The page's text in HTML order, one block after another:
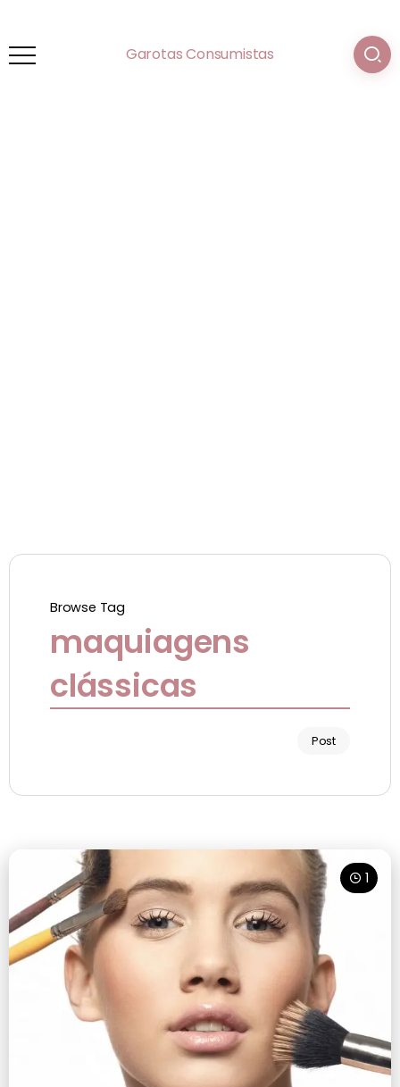
Garotas Consumistas
Browse Tag
maquiagens
clássicas
Post
1